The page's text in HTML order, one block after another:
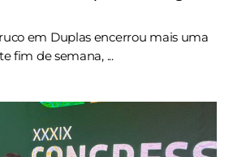
em Duplas encerrou mais uma
fim de semana, ...